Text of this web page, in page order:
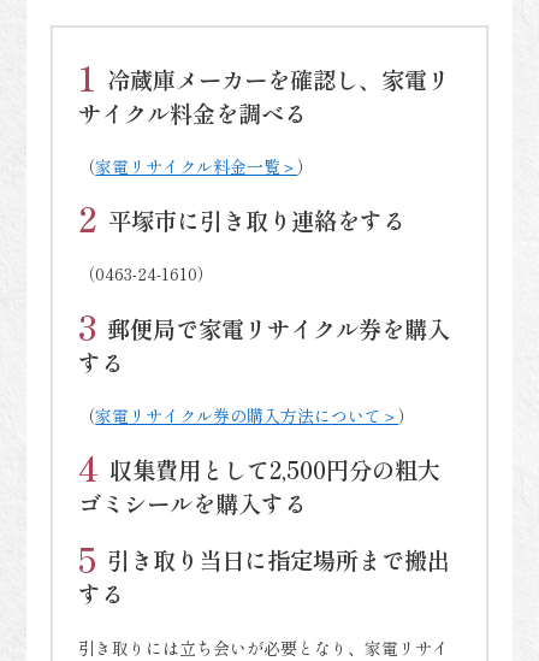
冷蔵庫メーカーを確認し、家電リ
サイクル料金を調べる
（家電リサイクル料金一覧＞）
平塚市に引き取り連絡をする
（0463-24-1610）
郵便局で家電リサイクル券を購入
する
（家電リサイクル券の購入方法について＞）
収集費用として2,500円分の粗大
ゴミシールを購入する
引き取り当日に指定場所まで搬出
する
引き取りには立ち会いが必要となり、家電リサイ